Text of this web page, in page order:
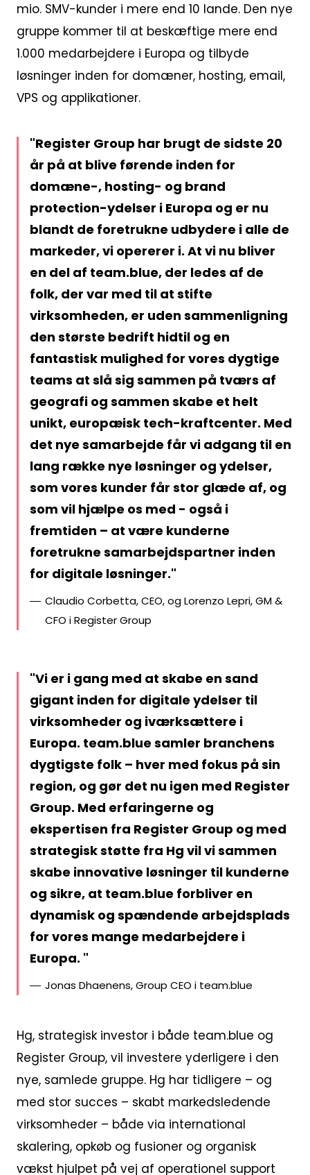
mio. SMV-kunder i mere end 10 lande. Den nye
gruppe kommer til at beskæftige mere end
1.000 medarbejdere i Europa og tilbyde
løsninger inden for domæner, hosting, email,
VPS og applikationer.
Register Group har brugt de sidste 20
år på at blive førende inden for
domæne-, hosting- og brand
protection-ydelser i Europa og er nu
blandt de foretrukne udbydere i alle de
markeder, vi opererer i. At vi nu bliver
en del af team.blue, der ledes af de
folk, der var med til at stifte
virksomheden, er uden sammenligning
den største bedrift hidtil og en
fantastisk mulighed for vores dygtige
teams at slå sig sammen på tværs af
geografi og sammen skabe et helt
unikt, europæisk tech-kraftcenter. Med
det nye samarbejde får vi adgang til en
lang række nye løsninger og ydelser,
som vores kunder får stor glæde af, og
som vil hjælpe os med - også i
fremtiden – at være kunderne
foretrukne samarbejdspartner inden
for digitale løsninger.
Claudio Corbetta, CEO, og Lorenzo Lepri, GM &
CFO i Register Group
Vi er i gang med at skabe en sand
gigant inden for digitale ydelser til
virksomheder og iværksættere i
Europa. team.blue samler branchens
dygtigste folk – hver med fokus på sin
region, og gør det nu igen med Register
Group. Med erfaringerne og
ekspertisen fra Register Group og med
strategisk støtte fra Hg vil vi sammen
skabe innovative løsninger til kunderne
og sikre, at team.blue forbliver en
dynamisk og spændende arbejdsplads
for vores mange medarbejdere i
Europa.
Jonas Dhaenens, Group CEO i team.blue
Hg, strategisk investor i både team.blue og
Register Group, vil investere yderligere i den
nye, samlede gruppe. Hg har tidligere – og
med stor succes – skabt markedsledende
virksomheder – både via international
skalering, opkøb og fusioner og organisk
vækst hjulpet på vej af operationel support